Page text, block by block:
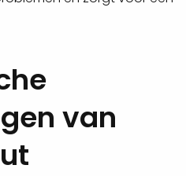
van